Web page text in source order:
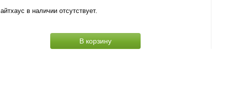
в наличии отсутствует.
В корзину